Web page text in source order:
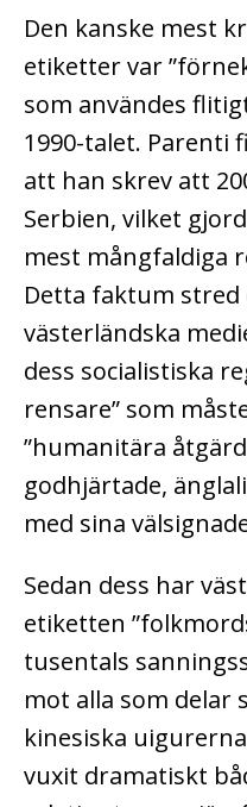
Den kanske mest
etiketter var
som användes
1990-talet. Parenti
att han skrev att
Serbien, vilket
mest mångfaldiga
Detta faktum
västerländska
dess socialistiska
rensare” som
”humanitära
godhjärtade,
med sina
Sedan dess har
etiketten
tusentals
mot alla som delar
kinesiska
vuxit dramatiskt